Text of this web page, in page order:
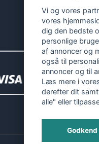
Vi og vores
vores
dig den bedste
personlige
af annoncer og
også til
annoncer og til
Læs mere i
derefter dit
alle" eller
Godkend